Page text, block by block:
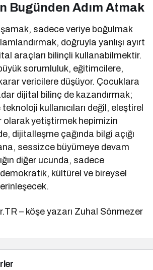
Bugünden Adım Atmak
sadece veriye boğulmak
doğruyla yanlışı ayırt
araçları bilinçli kullanabilmektir.
sorumluluk, eğitimcilere,
vericilere düşüyor. Çocuklara
dijital bilinç de kazandırmak;
kullanıcıları değil, eleştirel
olarak yetiştirmek hepimizin
dijitalleşme çağında bilgi açığı
sessizce büyümeye devam
diğer ucunda, sadece
kültürel ve bireysel
– köşe yazarı Zuhal Sönmezer